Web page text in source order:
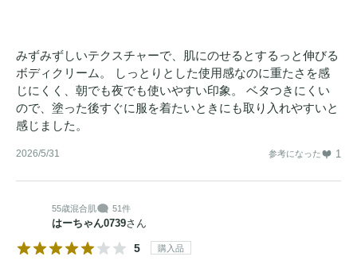
みずみずしいテクスチャーで、肌にのせるとするっと伸びる
ボディクリーム。 しっとりとした使用感なのに重たさを感
じにくく、朝でも夜でも使いやすい印象。 ベタつきにくい
ので、塗った後すぐに服を着たいときにも取り入れやすいと
感じました。
2026/5/31 参考になった 1
55歳混合肌 51件
はーちゃん0739さん
5 購入品